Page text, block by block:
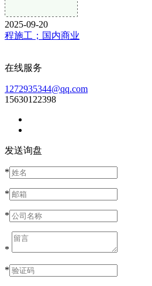
2025-09-20
程施工；国内商业
在线服务
1272935344@qq.com
15630122398
发送询盘
*
*
*
*
*